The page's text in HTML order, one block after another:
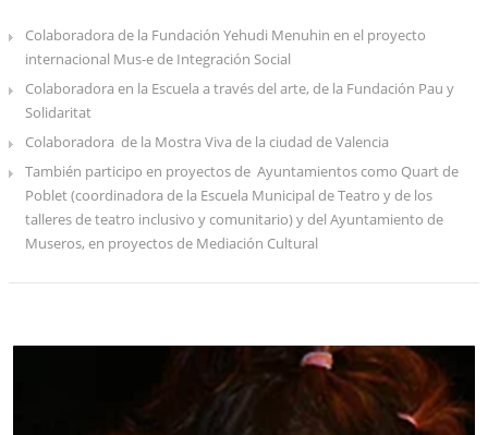
Colaboradora de la Fundación Yehudi Menuhin en el proyecto
internacional Mus-e de Integración Social
Colaboradora en la Escuela a través del arte, de la Fundación Pau y
Solidaritat
Colaboradora de la Mostra Viva de la ciudad de Valencia
También participo en proyectos de Ayuntamientos como Quart de
Poblet (coordinadora de la Escuela Municipal de Teatro y de los
talleres de teatro inclusivo y comunitario) y del Ayuntamiento de
Museros, en proyectos de Mediación Cultural